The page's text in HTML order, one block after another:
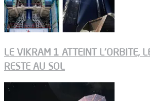
LE VIKRAM 1 ATTEINT L’ORBITE,
RESTE AU SOL